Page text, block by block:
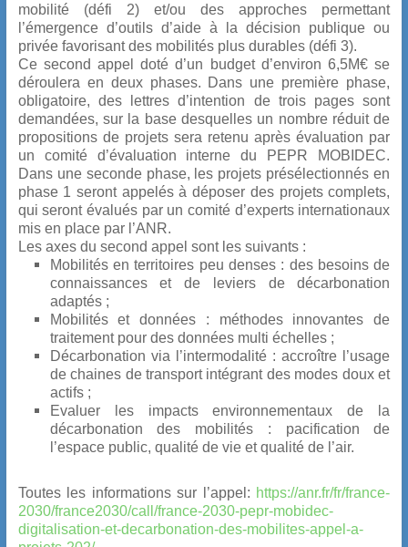
mobilité (défi 2) et/ou des approches permettant
l’émergence d’outils d’aide à la décision publique ou
privée favorisant des mobilités plus durables (défi 3).
Ce second appel doté d’un budget d’environ 6,5M€ se
déroulera en deux phases. Dans une première phase,
obligatoire, deslettres d’intention de trois pages sont
demandées, sur la base desquelles un nombre réduit de
propositions de projets sera retenu après évaluation par
un comité d’évaluation interne du PEPR MOBIDEC.
Dans une seconde phase, les projets présélectionnés en
phase 1 seront appelés à déposer des projets complets,
qui seront évalués par un comité d’experts internationaux
mis en place par l’ANR.
Les axes du second appel sont les suivants :
Mobilités en territoires peu denses : des besoins de
connaissances et de leviers de décarbonation
adaptés ;
Mobilités et données : méthodes innovantes de
traitement pour des données multi échelles ;
Décarbonation via l’intermodalité : accroître l’usage
de chaines de transport intégrant des modes doux et
actifs ;
Evaluer les impacts environnementaux de la
décarbonation des mobilités : pacification de
l’espace public, qualité de vie et qualité de l’air.
Toutes les informations sur l’appel: https://anr.fr/fr/france-
2030/france2030/call/france-2030-pepr-mobidec-
digitalisation-et-decarbonation-des-mobilites-appel-a-